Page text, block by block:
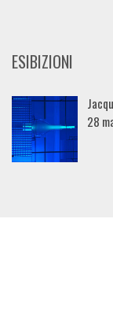
ESIBIZIONI
28